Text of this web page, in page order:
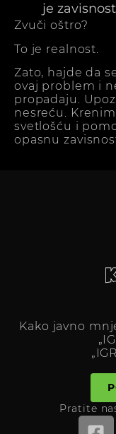
je zavisnost
Zvuči oštro?
To je realnost.
Zato, hajde da
ovaj problem i
propadaju.
nesreću.
svetlošću i
opasnu
Kako javno
Pratite